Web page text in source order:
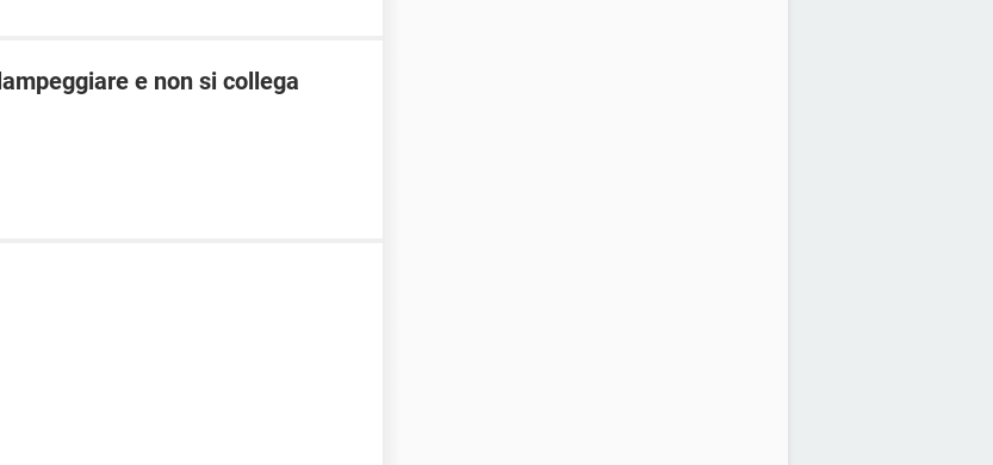
e non si collega